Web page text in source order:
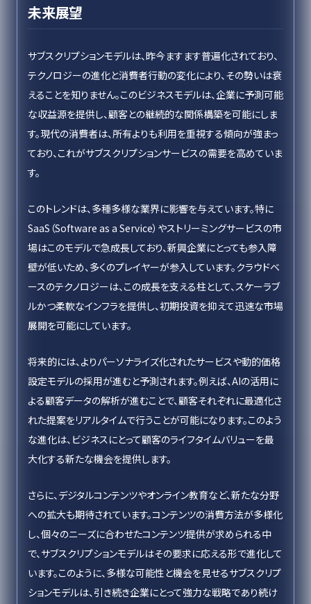
未来展望
サブスクリプションモデルは、昨今ますます普遍化されており、
テクノロジーの進化と消費者行動の変化により、その勢いは衰
えることを知りません。このビジネスモデルは、企業に予測可能
な収益源を提供し、顧客との継続的な関係構築を可能にしま
す。現代の消費者は、所有よりも利用を重視する傾向が強まっ
ており、これがサブスクリプションサービスの需要を高めていま
す。
このトレンドは、多種多様な業界に影響を与えています。特に
SaaS（Software as a Service）やストリーミングサービスの市
場はこのモデルで急成長しており、新興企業にとっても参入障
壁が低いため、多くのプレイヤーが参入しています。クラウドベ
ースのテクノロジーは、この成長を支える柱として、スケーラブ
ルかつ柔軟なインフラを提供し、初期投資を抑えて迅速な市場
展開を可能にしています。
将来的には、よりパーソナライズ化されたサービスや動的価格
設定モデルの採用が進むと予測されます。例えば、AIの活用に
よる顧客データの解析が進むことで、顧客それぞれに最適化さ
れた提案をリアルタイムで行うことが可能になります。このよう
な進化は、ビジネスにとって顧客のライフタイムバリューを最
大化する新たな機会を提供します。
さらに、デジタルコンテンツやオンライン教育など、新たな分野
への拡大も期待されています。コンテンツの消費方法が多様化
し、個々のニーズに合わせたコンテンツ提供が求められる中
で、サブスクリプションモデルはその要求に応える形で進化して
います。このように、多様な可能性と機会を見せるサブスクリプ
ションモデルは、引き続き企業にとって強力な戦略であり続け